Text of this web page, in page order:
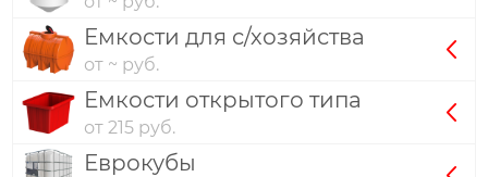
Емкости для с/хозяйства
от ~ руб.
Емкости открытого типа
от 215 руб.
Еврокубы